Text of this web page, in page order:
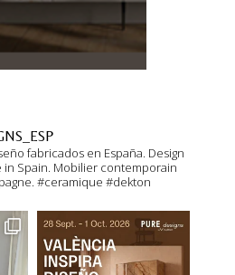
fabricados en España. Design
Spain. Mobilier contemporain
#ceramique #dekton